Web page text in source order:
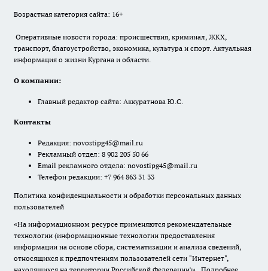
Возрастная категория сайта: 16+
Оперативные новости города: происшествия, криминал, ЖКХ,
транспорт, благоустройство, экономика, культура и спорт. Актуальная
информация о жизни Кургана и области.
О компании:
Главный редактор сайта: Аккуратнова Ю.С.
Контакты
Редакция: novostipg45@mail.ru
Рекламный отдел: 8 902 205 50 66
Email рекламного отдела: novostipg45@mail.ru
Телефон редакции: +7 964 863 31 33
Политика конфиденциальности и обработки персональных данных
пользователей
«На информационном ресурсе применяются рекомендательные
технологии (информационные технологии предоставления
информации на основе сбора, систематизации и анализа сведений,
относящихся к предпочтениям пользователей сети "Интернет",